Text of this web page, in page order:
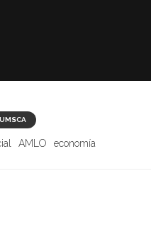
UMSCA
AMLO economía